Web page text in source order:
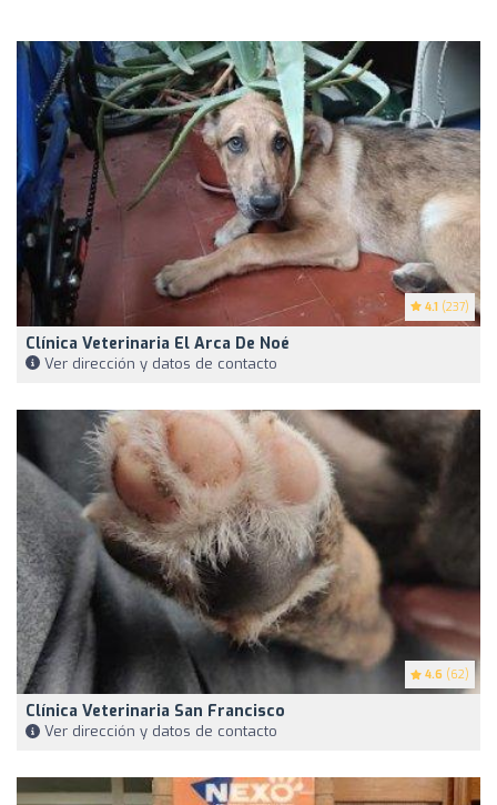
4.1 (237)
Clínica Veterinaria El Arca De Noé
Ver dirección y datos de contacto
4.6 (62)
Clínica Veterinaria San Francisco
Ver dirección y datos de contacto